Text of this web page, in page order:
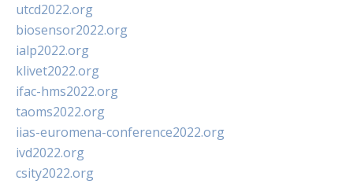
utcd2022.org
biosensor2022.org
ialp2022.org
klivet2022.org
ifac-hms2022.org
taoms2022.org
iias-euromena-conference2022.org
ivd2022.org
csity2022.org